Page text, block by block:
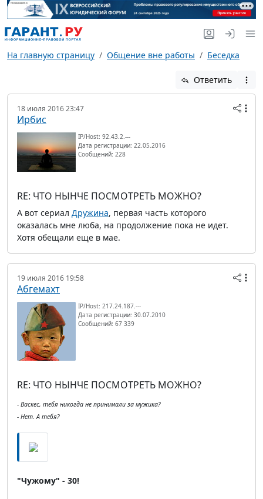
На главную страницу Общение вне работы Беседка
Ответить
18 июля 2016 23:47
Ирбис
IP/Host: 92.43.2.---
Дата регистрации: 22.05.2016
Сообщений: 228
RE: ЧТО НЫНЧЕ ПОСМОТРЕТЬ МОЖНО?
А вот сериал Дружина, первая часть которого
оказалась мне люба, на продолжение пока не идет.
Хотя обещали еще в мае.
19 июля 2016 19:58
Абгемахт
IP/Host: 217.24.187.---
Дата регистрации: 30.07.2010
Сообщений: 67 339
RE: ЧТО НЫНЧЕ ПОСМОТРЕТЬ МОЖНО?
- Васкес, тебя никогда не принимали за мужика?
- Нет. А тебя?
"Чужому" - 30!